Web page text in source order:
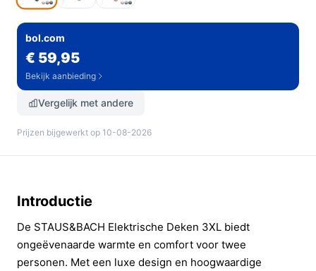
bol.com
€ 59,95
Bekijk aanbieding
Vergelijk met andere
Prijzen bijgewerkt op 10-08-2026
Introductie
De STAUS&BACH Elektrische Deken 3XL biedt
ongeëvenaarde warmte en comfort voor twee
personen. Met een luxe design en hoogwaardige